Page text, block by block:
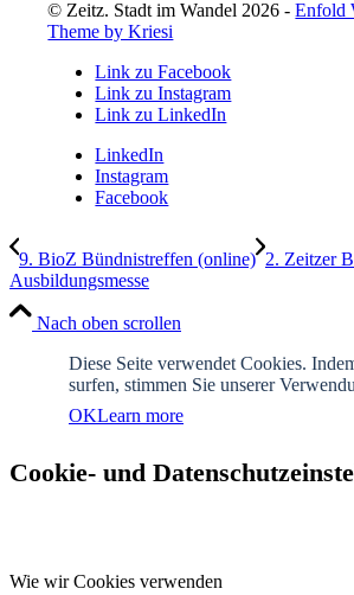
© Zeitz. Stadt im Wandel 2026 -Enfold
Theme by Kriesi
Link zu Facebook
Link zu Instagram
Link zu LinkedIn
LinkedIn
Instagram
Facebook
9. BioZ Bündnistreffen (online) 2. Zeitzer
Ausbildungsmesse
Nach oben scrollen
Diese Seite verwendet Cookies.
surfen, stimmen Sie unserer
OKLearn more
Cookie- und
Wie wir Cookies verwenden